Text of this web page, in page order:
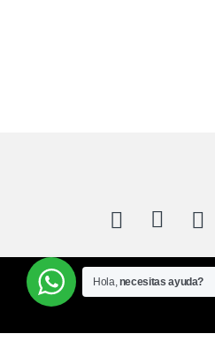
Hola,necesitas ayuda?